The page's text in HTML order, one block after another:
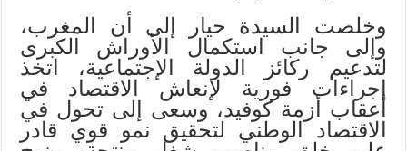
وخلصت السيدة حيار إلى أن المغرب،
وإلى جانب استكمال الأوراش الكبرى
لتدعيم ركائز الدولة الإجتماعية، اتخذ
إجراءات فورية لإنعاش الاقتصاد في
أعقاب أزمة كوفيد، وسعى إلى تحول في
الاقتصاد الوطني لتحقيق نمو قوي قادر